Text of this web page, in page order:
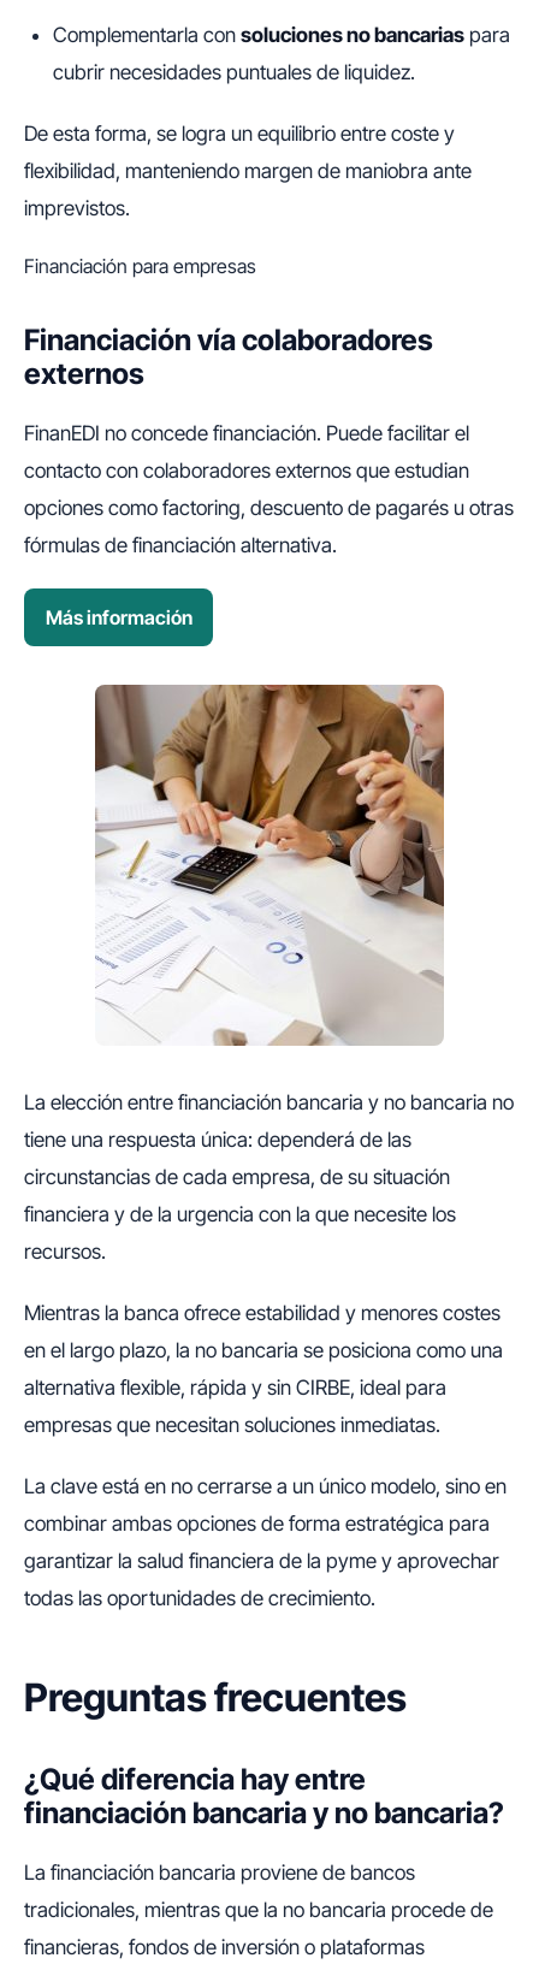
Complementarla con soluciones no bancarias para
cubrir necesidades puntuales de liquidez.
De esta forma, se logra un equilibrio entre coste y
flexibilidad, manteniendo margen de maniobra ante
imprevistos.
Financiación para empresas
Financiación vía colaboradores
externos
FinanEDI no concede financiación. Puede facilitar el
contacto con colaboradores externos que estudian
opciones como factoring, descuento de pagarés u otras
fórmulas de financiación alternativa.
Más información
La elección entre financiación bancaria y no bancaria no
tiene una respuesta única: dependerá de las
circunstancias de cada empresa, de su situación
financiera y de la urgencia con la que necesite los
recursos.
Mientras la banca ofrece estabilidad y menores costes
en el largo plazo, la no bancaria se posiciona como una
alternativa flexible, rápida y sin CIRBE, ideal para
empresas que necesitan soluciones inmediatas.
La clave está en no cerrarse a un único modelo, sino en
combinar ambas opciones de forma estratégica para
garantizar la salud financiera de la pyme y aprovechar
todas las oportunidades de crecimiento.
Preguntas frecuentes
¿Qué diferencia hay entre
financiación bancaria y no bancaria?
La financiación bancaria proviene de bancos
tradicionales, mientras que la no bancaria procede de
financieras, fondos de inversión o plataformas